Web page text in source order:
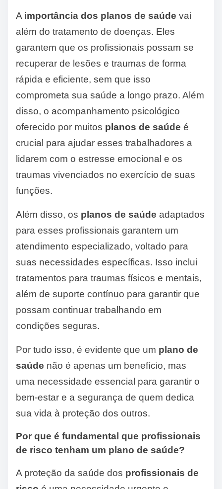
A importância dos planos de saúde vai
além do tratamento de doenças. Eles
garantem que os profissionais possam se
recuperar de lesões e traumas de forma
rápida e eficiente, sem que isso
comprometa sua saúde a longo prazo. Além
disso, o acompanhamento psicológico
oferecido por muitos planos de saúde é
crucial para ajudar esses trabalhadores a
lidarem com o estresse emocional e os
traumas vivenciados no exercício de suas
funções.
Além disso, os planos de saúde adaptados
para esses profissionais garantem um
atendimento especializado, voltado para
suas necessidades específicas. Isso inclui
tratamentos para traumas físicos e mentais,
além de suporte contínuo para garantir que
possam continuar trabalhando em
condições seguras.
Por tudo isso, é evidente que um plano de
saúde não é apenas um benefício, mas
uma necessidade essencial para garantir o
bem-estar e a segurança de quem dedica
sua vida à proteção dos outros.
Por que é fundamental que profissionais
de risco tenham um plano de saúde?
A proteção da saúde dos profissionais de